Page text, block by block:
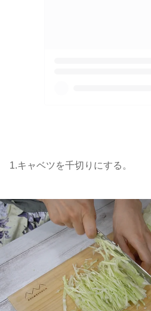
1.キャベツを千切りにする。